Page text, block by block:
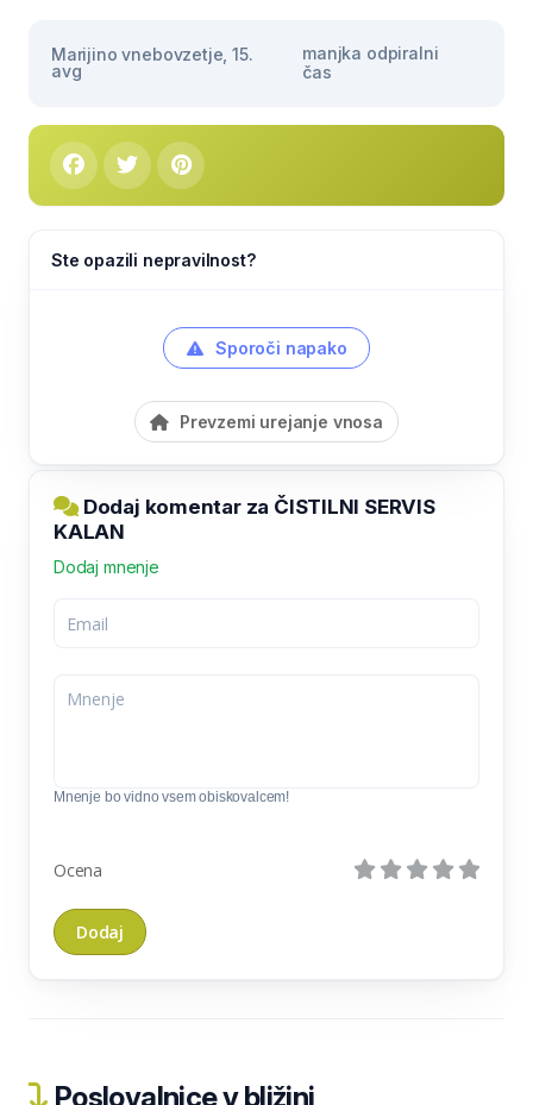
Marijino vnebovzetje, 15.
avg
manjka odpiralni
čas
Ste opazili nepravilnost?
Sporoči napako
Prevzemi urejanje vnosa
Dodaj komentar za ČISTILNI SERVIS
KALAN
Dodaj mnenje
Mnenje bo vidno vsem obiskovalcem!
Ocena
Poslovalnice v bližini